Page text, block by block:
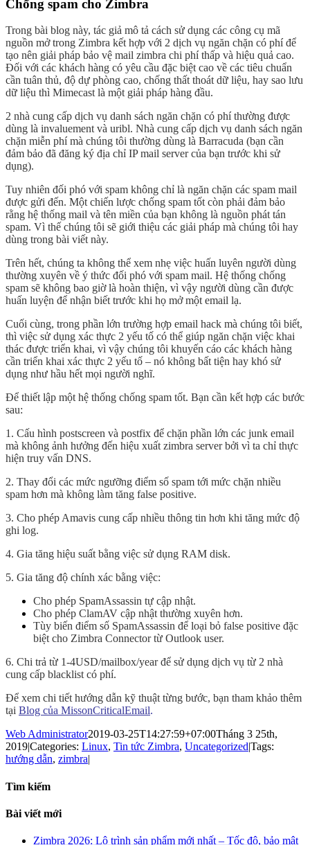
Chống spam cho Zimbra
Trong bài blog này, tác giả mô tả cách sử dụng các công cụ mã
nguồn mở trong Zimbra kết hợp với 2 dịch vụ ngăn chặn có phí để
tạo nên giải pháp bảo vệ mail zimbra chi phí thấp và hiệu quả cao.
Đối với các khách hàng có yêu cầu đặc biệt cao về các tiêu chuẩn
cần tuân thủ, độ dự phòng cao, chống thất thoát dữ liệu, hay sao lưu
dữ liệu thì Mimecast là một giải pháp hàng đầu.
2 nhà cung cấp dịch vụ danh sách ngăn chặn có phí thường được
dùng là invaluement và uribl. Nhà cung cấp dịch vụ danh sách ngăn
chặn miễn phí mà chúng tôi thường dùng là Barracuda (bạn cần
đảm bảo đã đăng ký địa chỉ IP mail server của bạn trước khi sử
dụng).
Tuy nhiên đối phó với spam không chỉ là ngăn chặn các spam mail
được gửi đến. Một chiến lược chống spam tốt còn phải đảm bảo
rằng hệ thống mail và tên miền của bạn không là nguồn phát tán
spam. Vì thế chúng tôi sẽ giới thiệu các giải pháp mà chúng tôi hay
dùng trong bài viết này.
Trên hết, chúng ta không thể xem nhẹ việc huấn luyên người dùng
thường xuyên về ý thức đối phó với spam mail. Hệ thống chống
spam sẽ không bao giờ là hoàn thiện, vì vậy người dùng cần được
huấn luyện để nhận biết trước khi họ mở một email lạ.
Cuối cùng, trong phần lớn trường hợp email hack mà chúng tôi biết,
thì việc sử dụng xác thực 2 yếu tố có thể giúp ngăn chặn việc khai
thác được triển khai, vì vậy chúng tôi khuyến cáo các khách hàng
cần triển khai xác thực 2 yếu tố – nó không bất tiện hay khó sử
dụng như hầu hết mọi người nghĩ.
Để thiết lập một hệ thống chống spam tốt. Bạn cần kết hợp các bước
sau:
1. Cấu hình postscreen và postfix để chặn phần lớn các junk email
mà không ảnh hưởng đến hiệu xuất zimbra server bởi vì ta chỉ thực
hiện truy vấn DNS.
2. Thay đổi các mức ngưỡng điểm số spam tới mức chặn nhiều
spam hơn mà không làm tăng false positive.
3. Cho phép Amavis cung cấp nhiều thông tin hơn khi tăng mức độ
ghi log.
4. Gia tăng hiệu suất bằng việc sử dụng RAM disk.
5. Gia tăng độ chính xác bằng việc:
Cho phép SpamAssassin tự cập nhật.
Cho phép ClamAV cập nhật thường xuyên hơn.
Tùy biến điểm số SpamAssassin để loại bỏ false positive đặc
biệt cho Zimbra Connector từ Outlook user.
6. Chi trả từ 1-4USD/mailbox/year để sử dụng dịch vụ từ 2 nhà
cung cấp blacklist có phí.
Để xem chi tiết hướng dẫn kỹ thuật từng bước, bạn tham khảo thêm
tại Blog của MissonCriticalEmail.
Web Administrator2019-03-25T14:27:59+07:00Tháng 3 25th,
2019|Categories: Linux, Tin tức Zimbra, Uncategorized|Tags:
hướng dẫn, zimbra|
Tìm kiếm
Bài viết mới
Zimbra 2026: Lộ trình sản phẩm mới nhất – Tốc độ, bảo mật